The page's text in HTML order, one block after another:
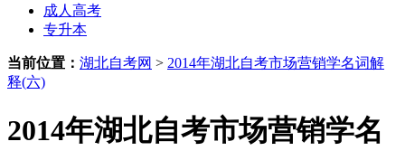
成人高考
专升本
当前位置： 湖北自考网 > 2014年湖北自考市场营销学名词解
释(六)
2014年湖北自考市场营销学名